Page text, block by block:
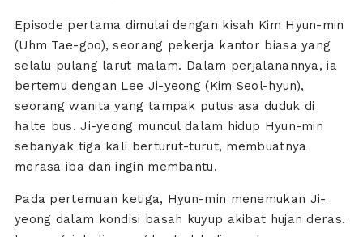
Episode pertama dimulai dengan kisah Kim Hyun-min
(Uhm Tae-goo), seorang pekerja kantor biasa yang
selalu pulang larut malam. Dalam perjalanannya, ia
bertemu dengan Lee Ji-yeong (Kim Seol-hyun),
seorang wanita yang tampak putus asa duduk di
halte bus. Ji-yeong muncul dalam hidup Hyun-min
sebanyak tiga kali berturut-turut, membuatnya
merasa iba dan ingin membantu.
Pada pertemuan ketiga, Hyun-min menemukan Ji-
yeong dalam kondisi basah kuyup akibat hujan deras.